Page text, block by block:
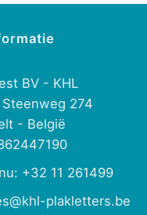
BV - KHL
274
- België
+32 11 261499
plakletters.be